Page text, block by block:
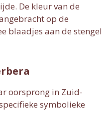
De kleur van de
op de
blaadjes aan de stengel
oorsprong in Zuid-
symbolieke